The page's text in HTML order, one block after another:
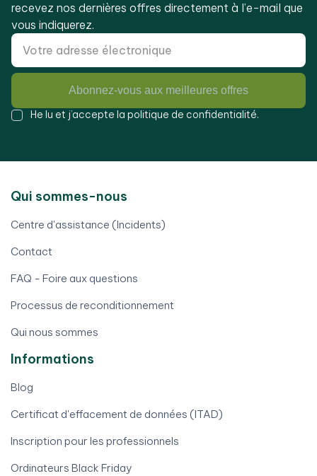
recevez nos dernières offres directement à l’e-mail que
vous indiquerez.
Abonnez-vous aux meilleures offres
He lu et j’accepte la politique de confidentialité.
Qui sommes-nous
Centre d'assistance (Incidents)
Contact
FAQ - Foire aux questions
Processus de reconditionnement
Qui nous sommes
Informations
Blog
Certificat d'effacement de données (ITAD)
Inscription pour les professionnels
Ordinateurs Black Friday